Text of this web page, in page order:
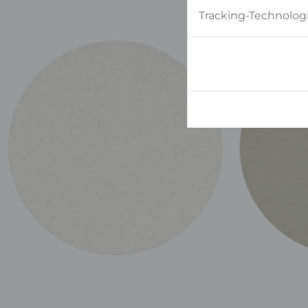
Tracking-